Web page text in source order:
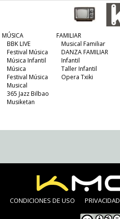
MÚSICA
BBK LIVE
Festival Música
Música Infantil
Música
Festival Música
Musical
365 Jazz Bilbao
Musiketan
FAMILIAR
Musical Familiar
DANZA FAMILIAR
Infantil
Taller Infantil
Opera Txiki
CONDICIONES DE USO PRIVACIDAD